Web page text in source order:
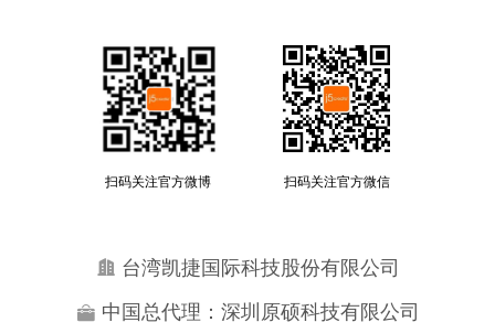
扫码关注官方微博 扫码关注官方微信
台湾凯捷国际科技股份有限公司
中国总代理：深圳原硕科技有限公司